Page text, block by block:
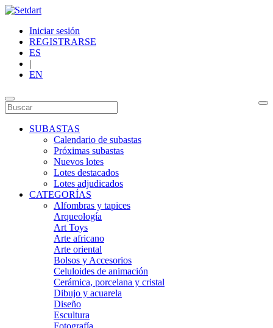
Iniciar sesión
REGISTRARSE
ES
|
EN
SUBASTAS
Calendario de subastas
Próximas subastas
Nuevos lotes
Lotes destacados
Lotes adjudicados
CATEGORÍAS
Alfombras y tapices
Arqueología
Art Toys
Arte africano
Arte oriental
Bolsos y Accesorios
Celuloides de animación
Cerámica, porcelana y cristal
Dibujo y acuarela
Diseño
Escultura
Fotografía